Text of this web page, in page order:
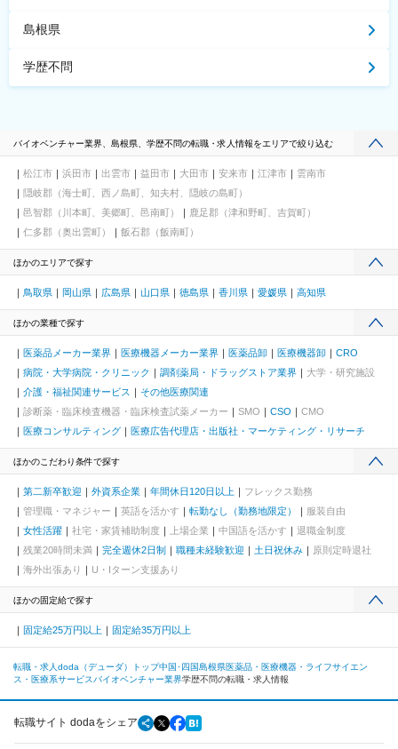
島根県
学歴不問
バイオベンチャー業界、島根県、学歴不問の転職・求人情報をエリアで絞り込む
松江市 浜田市 出雲市 益田市 大田市 安来市 江津市
雲南市
隠岐郡（海士町、西ノ島町、知夫村、隠岐の島町）
邑智郡（川本町、美郷町、邑南町）
鹿足郡（津和野町、吉賀町）
仁多郡（奥出雲町）
飯石郡（飯南町）
ほかのエリアで探す
鳥取県 岡山県 広島県 山口県 徳島県 香川県 愛媛県 高知県
ほかの業種で探す
医薬品メーカー業界 医療機器メーカー業界 医薬品卸 医療機器卸
CRO
病院・大学病院・クリニック
調剤薬局・ドラッグストア業界
大学・研究施設
介護・福祉関連サービス
その他医療関連
診断薬・臨床検査機器・臨床検査試薬メーカー
SMO CSO
CMO
医療コンサルティング
医療広告代理店・出版社・マーケティング・リサーチ
ほかのこだわり条件で探す
第二新卒歓迎 外資系企業 年間休日120日以上
フレックス勤務
管理職・マネジャー
英語を活かす 転勤なし（勤務地限定）
服装自由
女性活躍
社宅・家賃補助制度 上場企業 中国語を活かす
退職金制度
残業20時間未満
完全週休2日制 職種未経験歓迎 土日祝休み
原則定時退社
海外出張あり
U・Iターン支援あり
ほかの固定給で探す
固定給25万円以上 固定給35万円以上
転職・求人doda（デューダ）トップ中国･四国島根県医薬品・医療機器・ライフサイエン
ス・医療系サービス バイオベンチャー業界学歴不問の転職・求人情報
転職サイト dodaをシェア